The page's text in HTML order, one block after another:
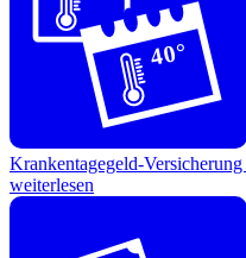
40°
Krankentagegeld-Versicherung
weiterlesen